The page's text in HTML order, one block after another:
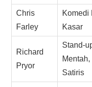
Chris
Farley
Komedi
Kasar
Richard
Pryor
Stand-
Mentah,
Satiris